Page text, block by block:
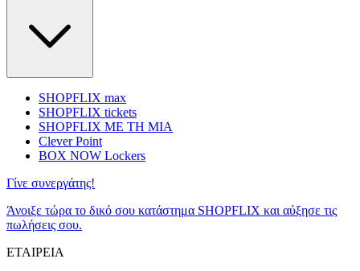
SHOPFLIX max
SHOPFLIX tickets
SHOPFLIX ΜΕ ΤΗ ΜΙΑ
Clever Point
BOX NOW Lockers
Γίνε συνεργάτης!
Άνοιξε τώρα το δικό σου κατάστημα SHOPFLIX και αύξησε τις
πωλήσεις σου.
ΕΤΑΙΡΕΙΑ